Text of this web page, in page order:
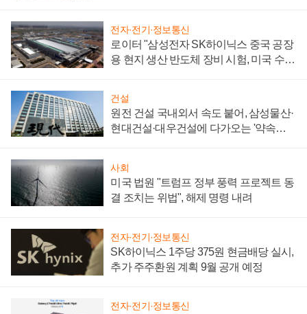
전자·전기·정보통신
로이터 "삼성전자 SK하이닉스 중국 공장
용 현지 생산 반도체 장비 시험, 미국 수출
건설
원전 건설 국내외서 속도 붙어, 삼성물산·
현대건설·대우건설에 다가오는 '약속의
사회
미국 법원 "트럼프 정부 풍력 프로젝트 동
결 조치는 위법", 해제 명령 내려
전자·전기·정보통신
SK하이닉스 1주당 375원 현금배당 실시,
추가 주주환원 계획 9월 공개 예정
전자·전기·정보통신